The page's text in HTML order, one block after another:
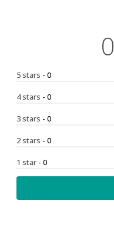
0
5 stars - 0
4 stars - 0
3 stars - 0
2 stars - 0
1 star - 0